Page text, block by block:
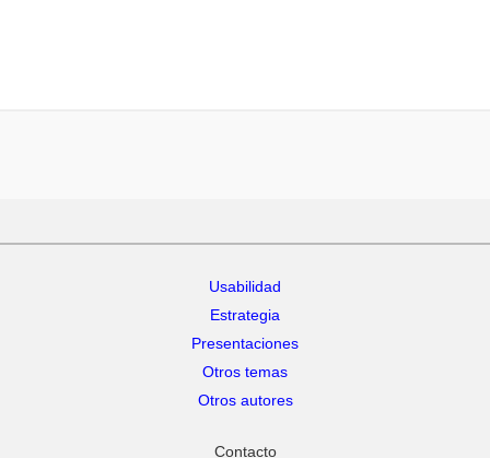
Usabilidad
Estrategia
Presentaciones
Otros temas
Otros autores
Contacto